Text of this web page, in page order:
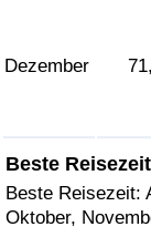
Dezember
Beste Reisezeit
Beste Reisezeit:
Oktober,